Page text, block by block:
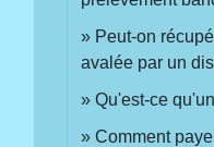
Peut-on
avalée par un
Qu'est-ce
Comment